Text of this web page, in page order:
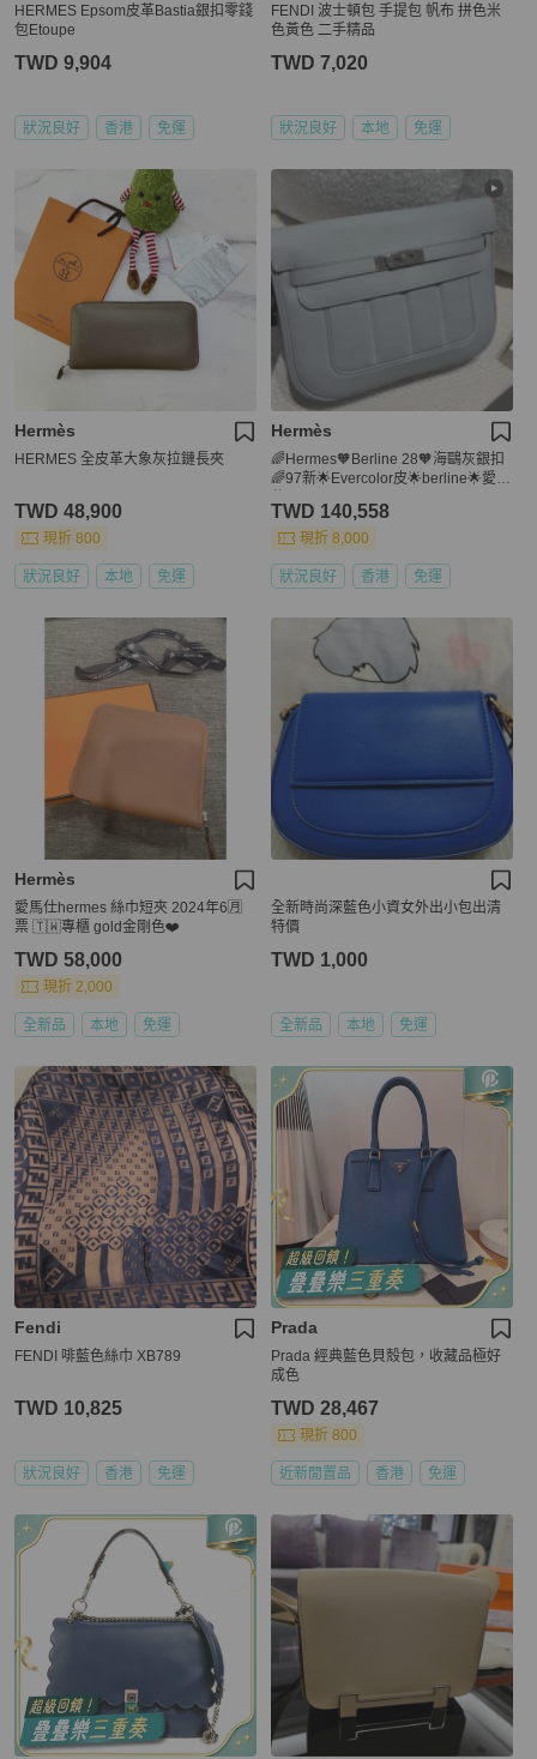
HERMES Epsom皮革Bastia銀扣零錢
包Etoupe
TWD 9,904
狀況良好 香港 免運
FENDI 波士頓包 手提包 帆布 拼色米
色黃色 二手精品
TWD 7,020
狀況良好 本地 免運
Hermès
HERMES 全皮革大象灰拉鏈長夾
TWD 48,900
現折 800
狀況良好 本地 免運
Hermès
🌈Hermes🧡Berline 28🧡海鷗灰銀扣
🌈97新🌟Evercolor皮🌟berline🌟愛馬
TWD 140,558
現折 8,000
狀況良好 香港 免運
Hermès
愛馬仕hermes 絲巾短夾 2024年6🈷️
票 🇹🇼專櫃 gold金剛色❤️
TWD 58,000
現折 2,000
全新品 本地 免運
全新時尚深藍色小資女外出小包出清
特價
TWD 1,000
全新品 本地 免運
Fendi
FENDI 啡藍色絲巾 XB789
TWD 10,825
狀況良好 香港 免運
Prada
Prada 經典藍色貝殼包，收藏品極好
成色
TWD 28,467
現折 800
近新閒置品 香港 免運